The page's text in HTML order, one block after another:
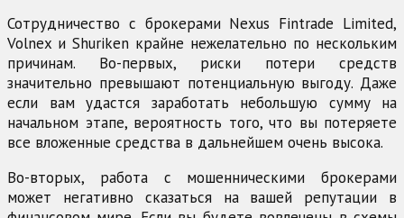
Сотрудничество с брокерами Nexus Fintrade Limited,
Volnex и Shuriken крайне нежелательно по нескольким
причинам. Во-первых, риски потери средств
значительно превышают потенциальную выгоду. Даже
если вам удастся заработать небольшую сумму на
начальном этапе, вероятность того, что вы потеряете
все вложенные средства в дальнейшем очень высока.
Во-вторых, работа с мошенническими брокерами
может негативно сказаться на вашей репутации в